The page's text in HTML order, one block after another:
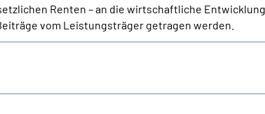
Renten – an die wirtschaftliche
vom Leistungsträger getragen werden.